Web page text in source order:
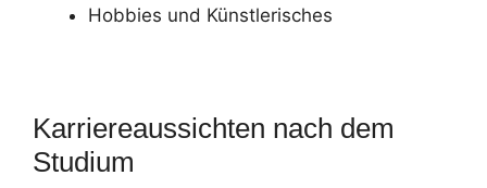
Hobbies und Künstlerisches
Karriereaussichten nach dem
Studium